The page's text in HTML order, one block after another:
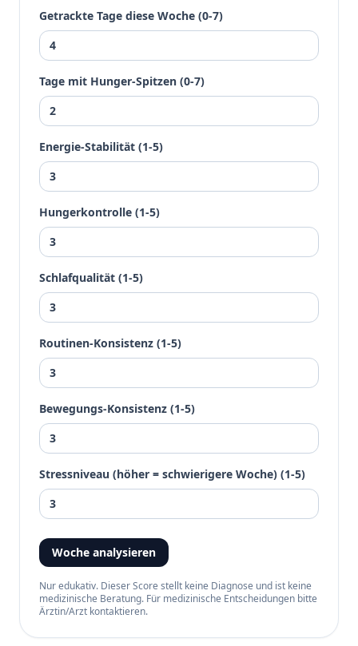
Getrackte Tage diese Woche (0-7)
Tage mit Hunger-Spitzen (0-7)
Energie-Stabilität (1-5)
Hungerkontrolle (1-5)
Schlafqualität (1-5)
Routinen-Konsistenz (1-5)
Bewegungs-Konsistenz (1-5)
Stressniveau (höher = schwierigere Woche) (1-5)
Woche analysieren
Nur edukativ. Dieser Score stellt keine Diagnose und ist keine
medizinische Beratung. Für medizinische Entscheidungen bitte
Ärztin/Arzt kontaktieren.